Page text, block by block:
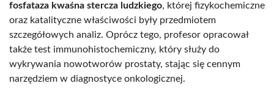
fosfataza kwaśna stercza ludzkiego, której fizykochemiczne
oraz katalityczne właściwości były przedmiotem
szczegółowych analiz. Oprócz tego, profesor opracował
także test immunohistochemiczny, który służy do
wykrywania nowotworów prostaty, stając się cennym
narzędziem w diagnostyce onkologicznej.